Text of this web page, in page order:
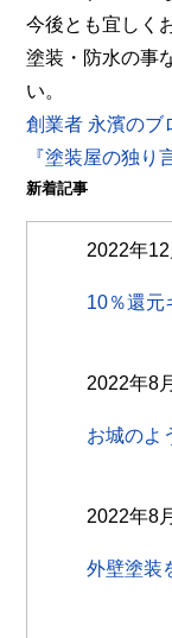
今後とも宜しく
塗装・防水の事
い。
創業者 永濱のブ
『塗装屋の独り
新着記事
2022年12
10％還元
2022年8
お城のよ
2022年8
外壁塗装